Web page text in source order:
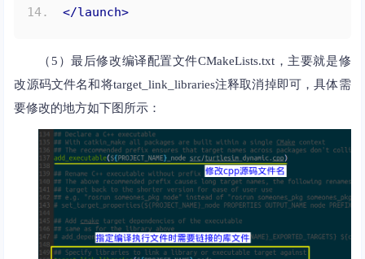
</launch>
（5）最后修改编译配置文件CMakeLists.txt，主要就是修
改源码文件名和将target_link_libraries注释取消掉即可，具体需
要修改的地方如下图所示：